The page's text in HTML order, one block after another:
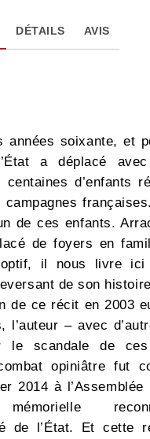
DÉTAILS AVIS
années soixante, et
a déplacé
centaines d’enfants
campagnes
de ces enfants.
de foyers en
il nous livre ici
de son
de ce récit en 2003
l’auteur – avec
le scandale de ces
opiniâtre fut
2014 à l’Assemblée
mémorielle
de l’État. Et cette